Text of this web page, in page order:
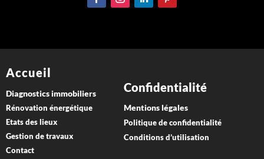
Accueil
Diagnostics immobiliers
Rénovation énergétique
Etats des lieux
Gestion de travaux
Contact
Confidentialité
Mentions légales
Politique de confidentialité
Conditions d’utilisation